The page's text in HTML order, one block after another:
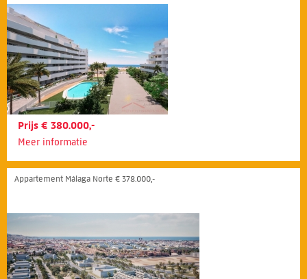
Prijs € 380.000,-
Meer informatie
Appartement Málaga Norte € 378.000,-